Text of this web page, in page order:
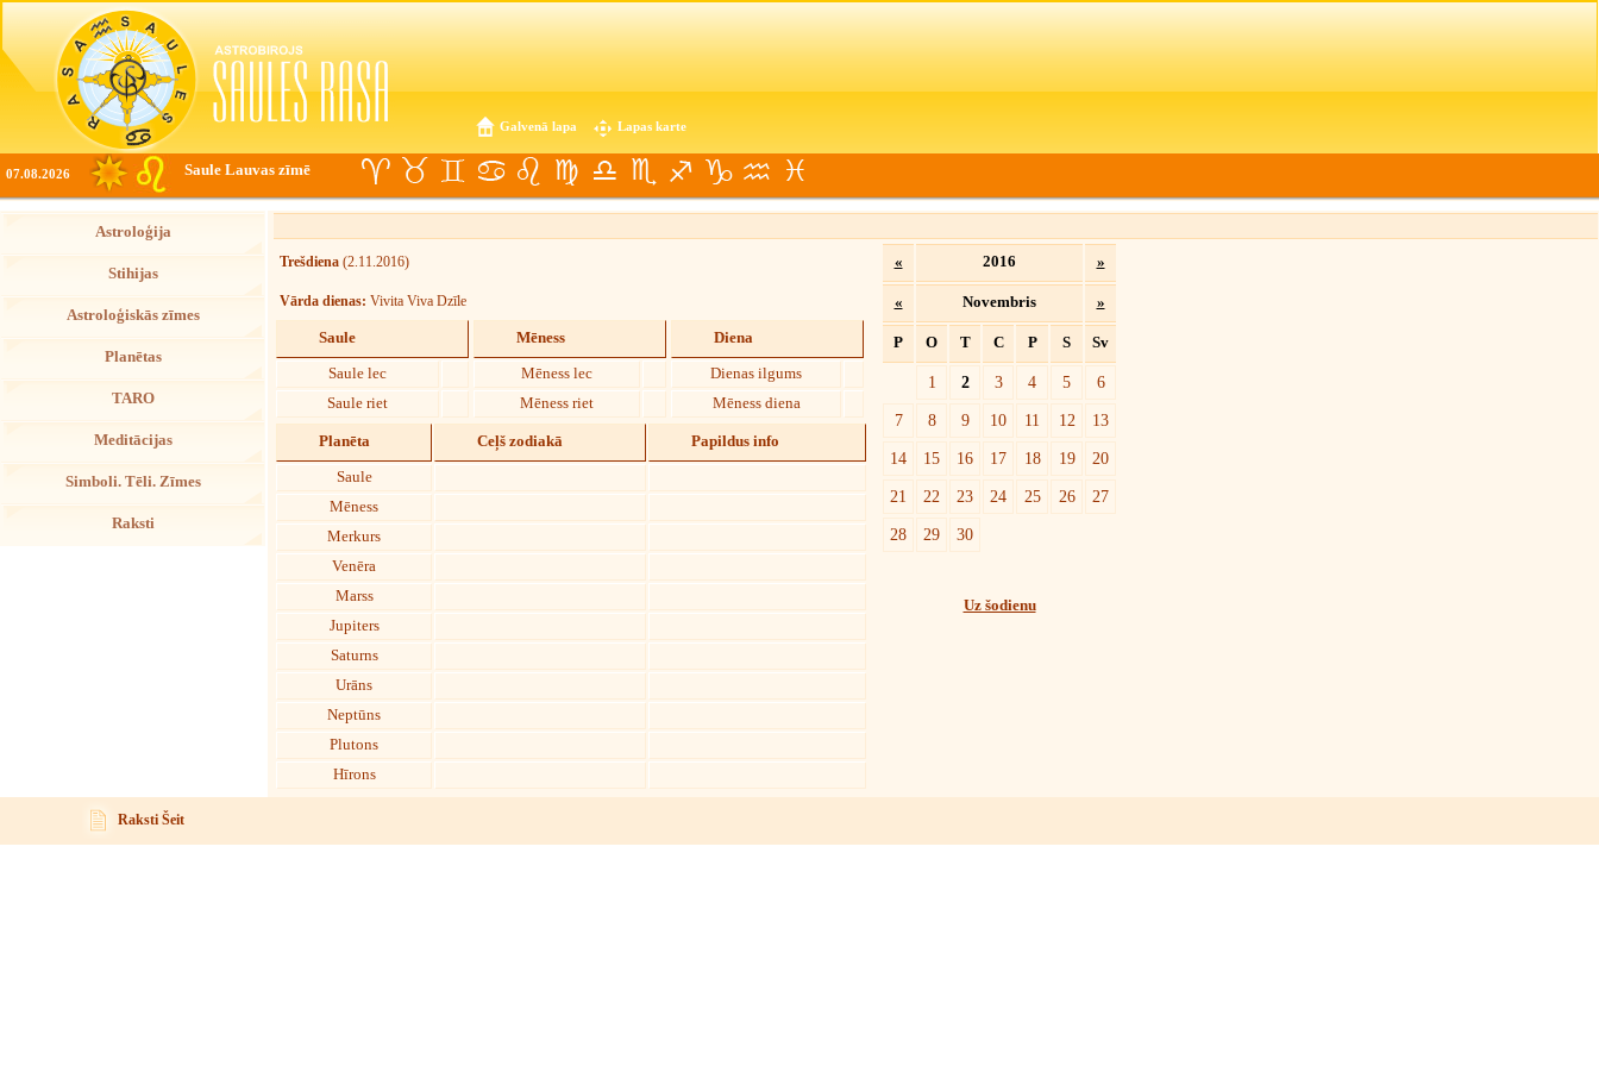
Galvenā lapa Lapas karte
07.08.2026 Saule Lauvas zīmē
Astroloģija
Stihijas
Astroloģiskās zīmes
Planētas
TARO
Meditācijas
Simboli. Tēli. Zīmes
Raksti
Trešdiena (2.11.2016)
Vārda dienas: Vivita Viva Dzīle
Saule
Saule lec
Saule riet
Mēness
Mēness lec
Mēness riet
Diena
Dienas ilgums
Mēness diena
Planēta Ceļš zodiakā Papildus info
Saule
Mēness
Merkurs
Venēra
Marss
Jupiters
Saturns
Urāns
Neptūns
Plutons
Hīrons
« 2016 »
« Novembris »
P O T C P S Sv
1 2 3 4 5
6
7
8 9 10 11 12
13
14
15 16 17 18 19
20
21
22 23 24 25 26
27
28
29 30
Uz šodienu
Raksti Šeit